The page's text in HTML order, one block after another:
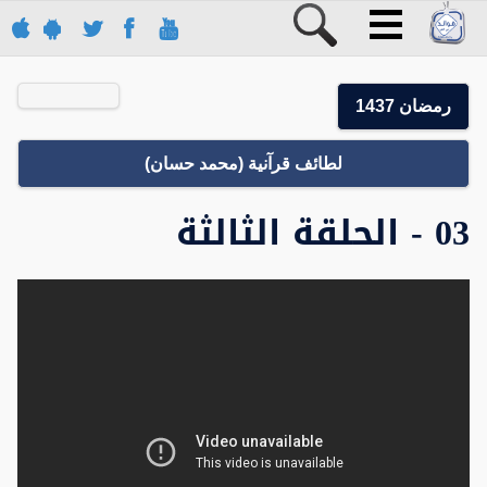
رمضان 1437
لطائف قرآنية (محمد حسان)
03 - الحلقة الثالثة